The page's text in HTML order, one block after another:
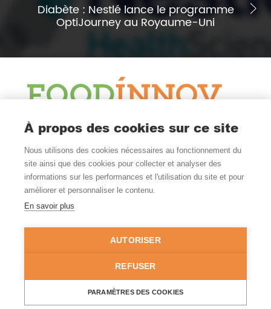
Diabète : Nestlé lance le programme
OptiJourney au Royaume-Uni
Le Blog
Actualité et veille
Nous Suivre
© Copyright 2026 - Tous droits réservés -Mentions légales
À propos des cookies sur ce site
Nous utilisons des cookies nécessaires au fonctionnement du
site ainsi que des cookies pour collecter et analyser des
informations sur les performances et l'utilisation du site et pour
améliorer et personnaliser le contenu.
En savoir plus
AUTORISER
REFUSER
PARAMÈTRES DES COOKIES